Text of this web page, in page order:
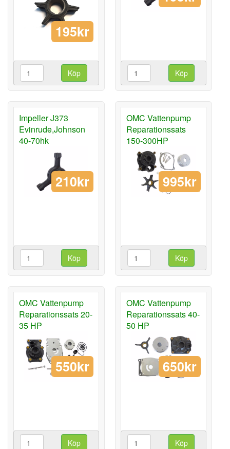
195kr
Köp Köp
Impeller J373
Evinrude,Johnson
40-70hk
210kr
Köp
OMC Vattenpump
Reparationssats
150-300HP
995kr
Köp
OMC Vattenpump
Reparationssats 20-
35 HP
550kr
Köp
OMC Vattenpump
Reparationssats 40-
50 HP
650kr
Köp